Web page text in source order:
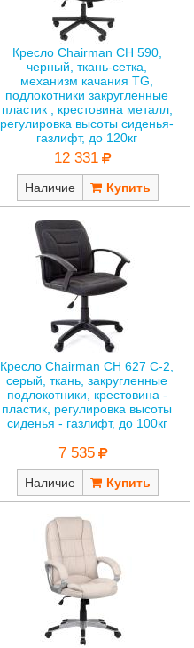
Кресло Chairman CH 590,
черный, ткань-сетка,
механизм качания TG,
подлокотники закругленные
пластик , крестовина металл,
регулировка высоты сиденья-
газлифт, до 120кг
12 331
Наличие
Кресло Chairman CH 627 С-2,
серый, ткань, закругленные
подлокотники, крестовина -
пластик, регулировка высоты
сиденья - газлифт, до 100кг
7 535
Наличие